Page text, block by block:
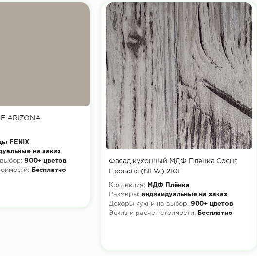
ARIZONA
FENIX
на заказ
900+ цветов
Бесплатно
Фасад кухонный МДФ Пленка Сосна
Прованс (NEW) 2101
Коллекция:
МДФ Плёнка
Размеры: индивидуальные на заказ
Декоры кухни на выбор: 900+ цветов
Эскиз и расчет стоимости:
Бесплатно